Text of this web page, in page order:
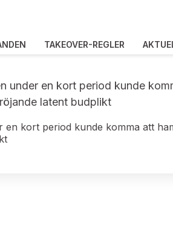
TAKEOVER-REGLER
under en kort period kunde
latent budplikt
en kort period kunde komma att